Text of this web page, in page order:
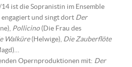
ist die Sopranistin im Ensemble
und singt dort Der
Pollicino(Die Frau des
Walküre(Helwige), Die Zauberflöte
Opernproduktionen mit: Der